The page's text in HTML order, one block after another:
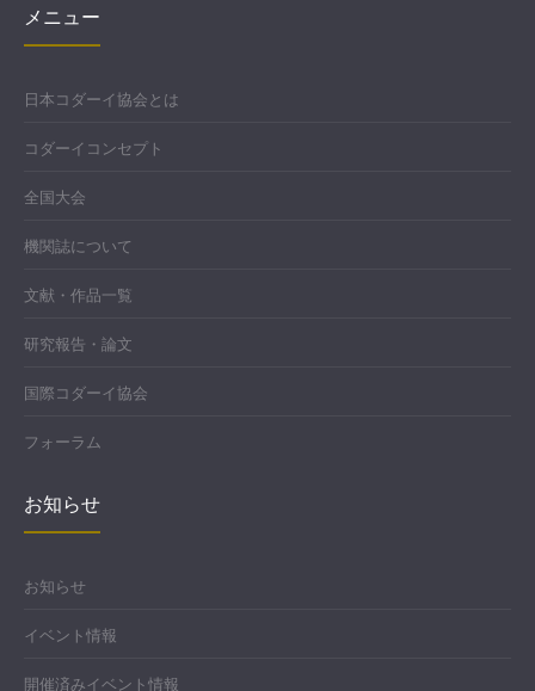
メニュー
日本コダーイ協会とは
コダーイコンセプト
全国大会
機関誌について
文献・作品一覧
研究報告・論文
国際コダーイ協会
フォーラム
お知らせ
お知らせ
イベント情報
開催済みイベント情報